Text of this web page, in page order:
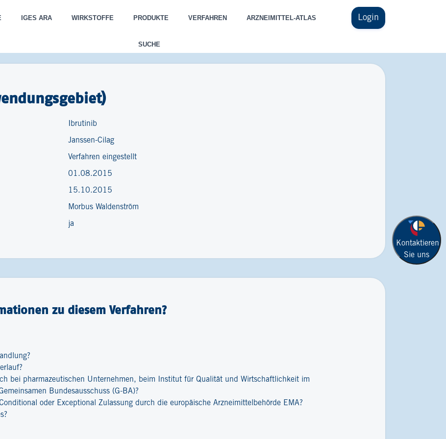
Login
IGES ARA WIRKSTOFFE PRODUKTE VERFAHREN ARZNEIMITTEL-ATLAS
SUCHE
Kontaktieren
Sie uns
Ibrutinib
Janssen-Cilag
Verfahren eingestellt
01.08.2015
15.10.2015
Morbus Waldenström
ja
zu diesem Verfahren?
bei pharmazeutischen Unternehmen, beim Institut für Qualität und Wirtschaftlichkeit im
Bundesausschuss (G-BA)?
oder Exceptional Zulassung durch die europäische Arzneimittelbehörde EMA?